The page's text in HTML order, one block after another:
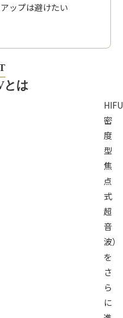
ップは避けたい
とは
密
度
型
焦
点
式
超
音
波）
を
さ
ら
に